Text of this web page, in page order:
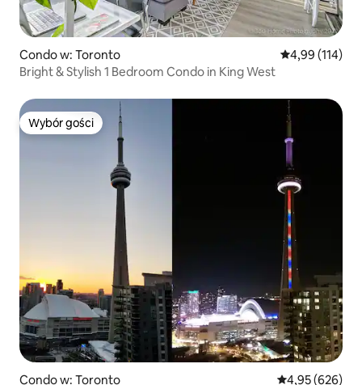
Condo w: Toronto Średnia
4,99 (114)
Bright & Stylish 1 Bedroom Condo in King West
Wybór gości
Wybór gości
Condo w: Toronto Średnia
4,95 (626)